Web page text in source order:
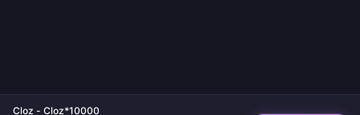
Cloz - Cloz*10000